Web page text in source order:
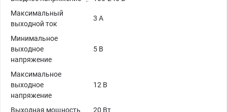
Максимальный
выходной ток
3 А
Минимальное
выходное
напряжение
5 В
Максимальное
выходное
напряжение
12 В
Выходная мощность 20 Вт